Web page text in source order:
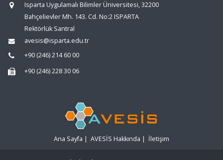
Isparta Uygulamalı Bilimler Üniversitesi, 32200
Bahçelievler Mh. 143. Cd. No:2 ISPARTA
Rektörlük Santral
avesis@isparta.edu.tr
+90 (246) 214 60 00
+90 (246) 228 30 06
Ana Sayfa | AVESİS Hakkında | İletişim